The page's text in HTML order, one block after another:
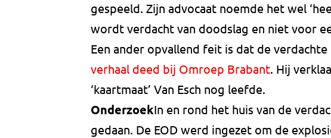
gespeeld. Zijn advocaat noemde het wel
wordt verdacht van doodslag en niet voor
Een ander opvallend feit is dat de
verhaal deed bij Omroep Brabant. Hij
‘kaartmaat’ Van Esch nog leefde.
OnderzoekIn en rond het huis van de
gedaan. De EOD werd ingezet om de